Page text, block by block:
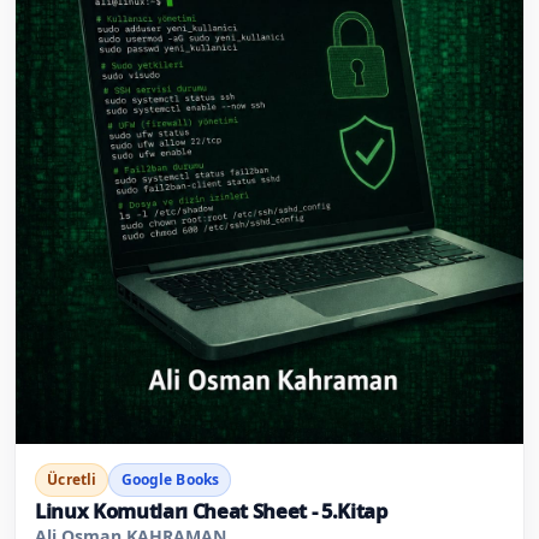
Ücretli Google Books
Linux Komutları Cheat Sheet - 5.Kitap